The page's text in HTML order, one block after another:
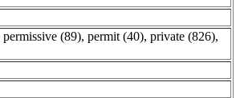
permissive (89), permit (40), private (826),